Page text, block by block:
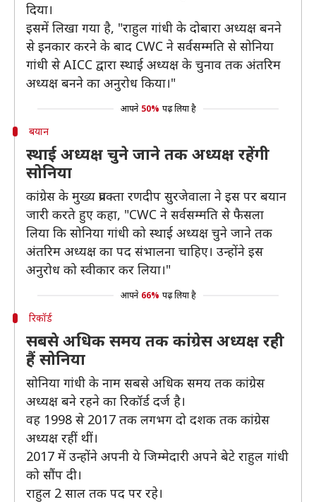
दिया।
इसमें लिखा गया है, "राहुल गांधी के दोबारा अध्यक्ष बनने
से इनकार करने के बाद CWC ने सर्वसम्मति से सोनिया
गांधी से AICC द्वारा स्थाई अध्यक्ष के चुनाव तक अंतरिम
अध्यक्ष बनने का अनुरोध किया।"
आपने 50% पढ़ लिया है
बयान
स्थाई अध्यक्ष चुने जाने तक अध्यक्ष रहेंगी
सोनिया
कांग्रेस के मुख्य प्रवक्ता रणदीप सुरजेवाला ने इस पर बयान
जारी करते हुए कहा, "CWC ने सर्वसम्मति से फैसला
लिया कि सोनिया गांधी को स्थाई अध्यक्ष चुने जाने तक
अंतरिम अध्यक्ष का पद संभालना चाहिए। उन्होंने इस
अनुरोध को स्वीकार कर लिया।"
आपने 66% पढ़ लिया है
रिकॉर्ड
सबसे अधिक समय तक कांग्रेस अध्यक्ष रही
हैं सोनिया
सोनिया गांधी के नाम सबसे अधिक समय तक कांग्रेस
अध्यक्ष बने रहने का रिकॉर्ड दर्ज है।
वह 1998 से 2017 तक लगभग दो दशक तक कांग्रेस
अध्यक्ष रहीं थीं।
2017 में उन्होंने अपनी ये जिम्मेदारी अपने बेटे राहुल गांधी
को सौंप दी।
राहुल 2 साल तक पद पर रहे।